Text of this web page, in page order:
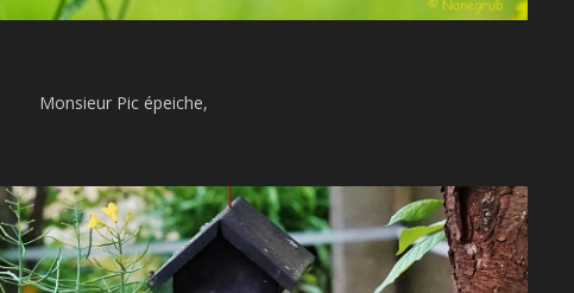
Monsieur Pic épeiche,